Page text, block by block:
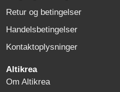
Retur og betingelser
Handelsbetingelser
Kontaktoplysninger
Altikrea
Om Altikrea